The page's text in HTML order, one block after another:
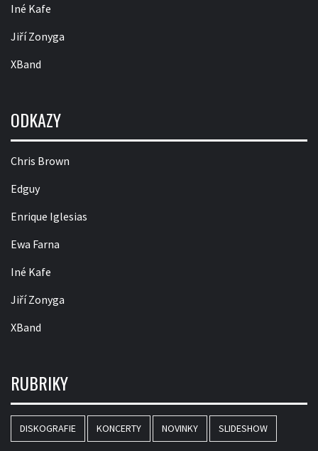
Iné Kafe
Jiří Zonyga
XBand
ODKAZY
Chris Brown
Edguy
Enrique Iglesias
Ewa Farna
Iné Kafe
Jiří Zonyga
XBand
RUBRIKY
DISKOGRAFIE KONCERTY NOVINKY SLIDESHOW